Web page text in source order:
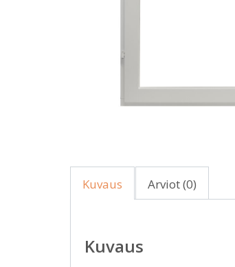
Kuvaus Arviot (0)
Kuvaus